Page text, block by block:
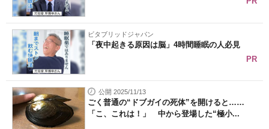
ビタブリッドジャパン
「夜中起きる原因は脳」4時間睡眠の人必見
PR
公開 2025/11/13
ごく普通の“ドブガイの死体”を開けると……
「こ、これは！」 中から登場した“極小...